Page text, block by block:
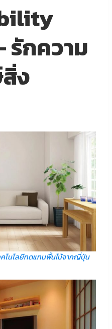
รักความ
ง
คโนโลยีทดแทนพื้นไม้จากญี่ปุ่น